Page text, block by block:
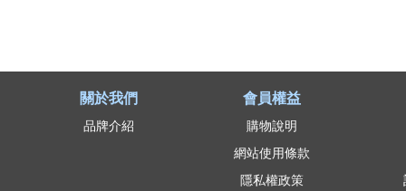
關於我們
品牌介紹
會員權益
購物說明
網站使用條款
隱私權政策